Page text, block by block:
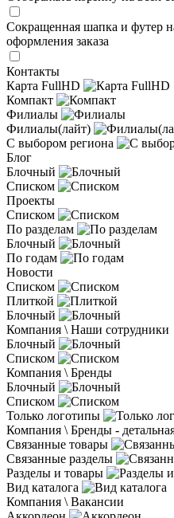
Сокращенная шапка и футер
оформления заказа
Контакты
Карта FullHD
Компакт
Филиалы
Филиалы(лайт)
С выбором региона
Блог
Блочный
Списком
Проекты
Списком
По разделам
Блочный
По годам
Новости
Списком
Плиткой
Блочный
Компания \ Наши сотрудники
Блочный
Списком
Компания \ Бренды
Блочный
Списком
Только логотипы
Компания \ Бренды -
Связанные товары
Связанные разделы
Разделы и товары
Вид каталога
Компания \ Вакансии